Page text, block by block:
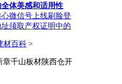
体美感和适用性
微信号上线刷脸登
须取产权证明中的
材百科 >
章千山板材陕西仓开